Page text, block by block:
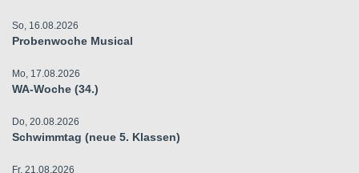
So, 16.08.2026
Probenwoche Musical
Mo, 17.08.2026
WA-Woche (34.)
Do, 20.08.2026
Schwimmtag (neue 5. Klassen)
Fr, 21.08.2026